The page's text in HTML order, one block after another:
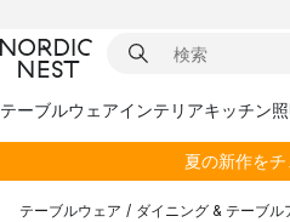
テーブルウェアインテリアキッチン
夏の新作をチ
テーブルウェア / ダイニング & テーブル